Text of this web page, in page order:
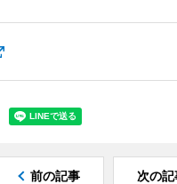
前の記事 次の記